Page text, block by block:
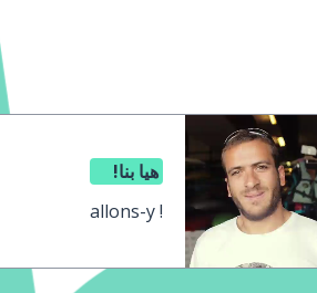
هيا بنا!
allons-y !